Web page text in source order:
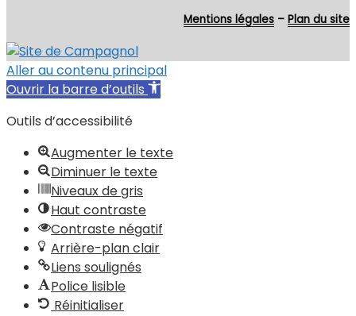
Mentions légales – Plan du site
Aller au contenu principal
Ouvrir la barre d’outils
Outils d’accessibilité
Augmenter le texte
Diminuer le texte
Niveaux de gris
Haut contraste
Contraste négatif
Arrière-plan clair
Liens soulignés
Police lisible
Réinitialiser